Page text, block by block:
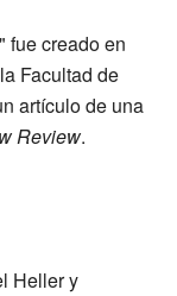
fue creado en
Facultad de
artículo de una
Review.
Heller y